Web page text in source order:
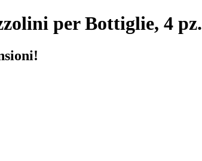
per Bottiglie, 4 pz.